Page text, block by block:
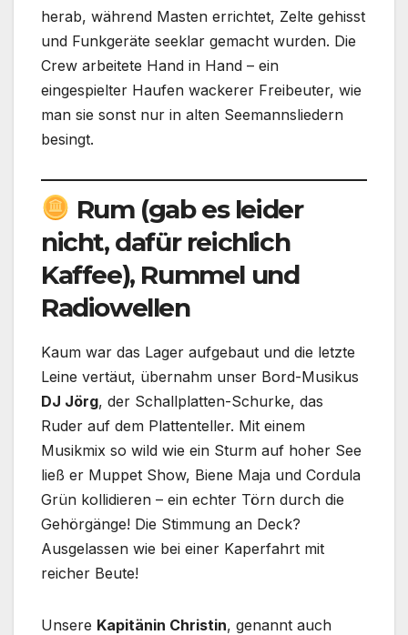
herab, während Masten errichtet, Zelte gehisst
und Funkgeräte seeklar gemacht wurden. Die
Crew arbeitete Hand in Hand – ein
eingespielter Haufen wackerer Freibeuter, wie
man sie sonst nur in alten Seemannsliedern
besingt.
Rum (gab es leider
nicht, dafür reichlich
Kaffee), Rummel und
Radiowellen
Kaum war das Lager aufgebaut und die letzte
Leine vertäut, übernahm unser Bord-Musikus
DJ Jörg, der Schallplatten-Schurke, das
Ruder auf dem Plattenteller. Mit einem
Musikmix so wild wie ein Sturm auf hoher See
ließ er Muppet Show, Biene Maja und Cordula
Grün kollidieren – ein echter Törn durch die
Gehörgänge! Die Stimmung an Deck?
Ausgelassen wie bei einer Kaperfahrt mit
reicher Beute!
Unsere Kapitänin Christin, genannt auch